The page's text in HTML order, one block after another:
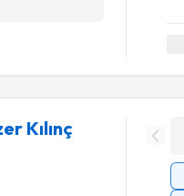
Kılınç